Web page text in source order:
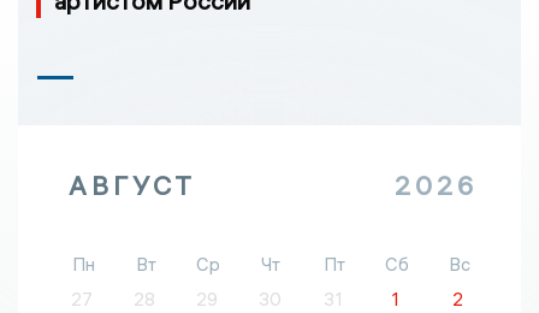
АВГУСТ 2026
Пн Вт Ср Чт Пт Сб
Вс
27
28 29 30 31 1
2